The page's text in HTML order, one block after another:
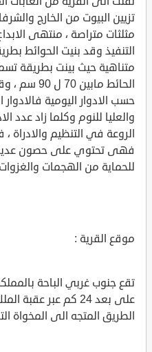
تزيين البيوت من الخارج
مثلثات متراصة ، منتهى
التنفيذ وقد بنيت الحوائط
متناهية حيث بينت بطريقة
الحائط
حسب الادوار اليومية
والعليا للنوم وكلما زاد عدد
الروعة في التنظيم والادراة
فهى تحتوي على حصون
للحماية من الهجمات
موقع القرية :
تقع جنوب غربي الباحة
على بعد 24 كم عبر
الطريق المتجه الى المخواة التى